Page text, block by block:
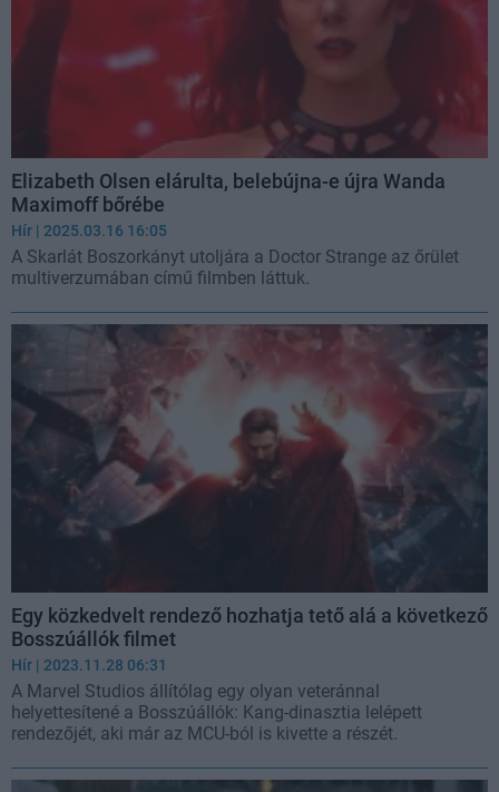
Elizabeth Olsen elárulta, belebújna-e újra Wanda
Maximoff bőrébe
Hír | 2025.03.16 16:05
A Skarlát Boszorkányt utoljára a Doctor Strange az őrület
multiverzumában című filmben láttuk.
Egy közkedvelt rendező hozhatja tető alá a következő
Bosszúállók filmet
Hír | 2023.11.28 06:31
A Marvel Studios állítólag egy olyan veteránnal
helyettesítené a Bosszúállók: Kang-dinasztia lelépett
rendezőjét, aki már az MCU-ból is kivette a részét.